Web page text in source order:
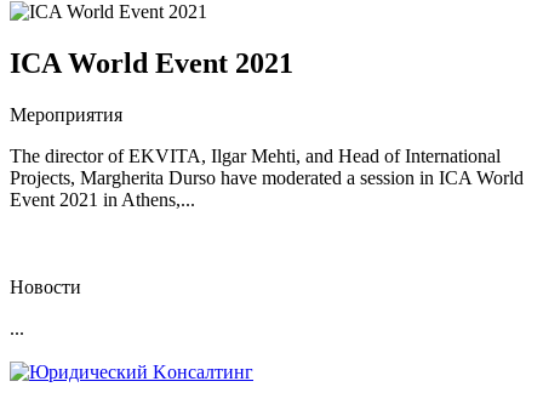
ICA World Event 2021
Мероприятия
The director of EKVITA, Ilgar Mehti, and Head of International
Projects, Margherita Durso have moderated a session in ICA World
Event 2021 in Athens,...
Новости
...